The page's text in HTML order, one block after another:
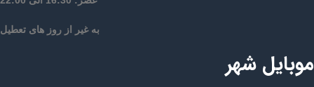
به غیر از روز های تعطیل
موبایل شهر